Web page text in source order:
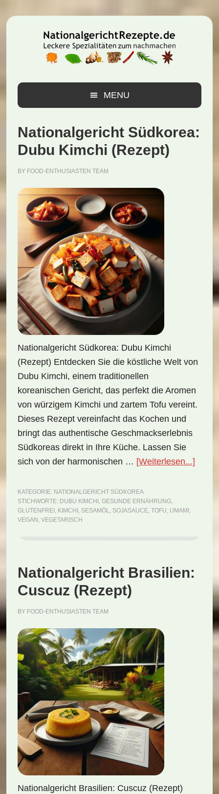
Hauptnavigation
Inhalt
Seitenspalte
MENU
Nationalgericht Südkorea:
Dubu Kimchi (Rezept)
BY FOOD-ENTHUSIASTEN TEAM
Nationalgericht Südkorea: Dubu Kimchi
(Rezept) Entdecken Sie die köstliche Welt von
Dubu Kimchi, einem traditionellen
koreanischen Gericht, das perfekt die Aromen
von würzigem Kimchi und zartem Tofu vereint.
Dieses Rezept vereinfacht das Kochen und
bringt das authentische Geschmackserlebnis
Südkoreas direkt in Ihre Küche. Lassen Sie
sich von der harmonischen … [Weiterlesen...]
KATEGORIE: NATIONALGERICHT SÜDKOREA
STICHWORTE: DUBU KIMCHI , GESUNDE ERNÄHRUNG,
GLUTENFREI , KIMCHI , SESAMÖL, SOJASAUCE, TOFU, UMAMI ,
VEGAN , VEGETARISCH
Nationalgericht Brasilien:
Cuscuz (Rezept)
BY FOOD-ENTHUSIASTEN TEAM
Nationalgericht Brasilien: Cuscuz (Rezept)